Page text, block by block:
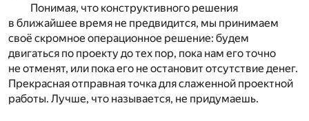
Понимая, что конструктивного решения
в ближайшее время не предвидится, мы принимаем
своё скромное операционное решение: будем
двигаться по проекту до тех пор, пока нам его точно
не отменят, или пока его не остановит отсутствие денег.
Прекрасная отправная точка для слаженной проектной
работы. Лучше, что называется, не придумаешь.